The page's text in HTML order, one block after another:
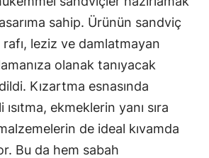
sahip. Ürünün sandviç
leziz ve damlatmayan
olanak tanıyacak
Kızartma esnasında
ekmeklerin yanı sıra
de ideal kıvamda
Bu da hem sabah